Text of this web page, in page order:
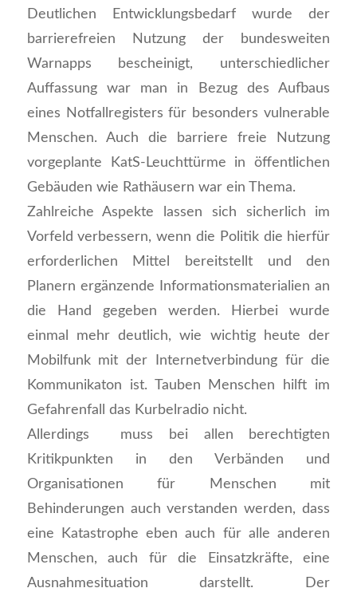
Deutlichen Entwicklungsbedarf wurde der
barrierefreien Nutzung der bundesweiten
Warnapps bescheinigt, unterschiedlicher
Auffassung war man in Bezug des Aufbaus
eines Notfallregisters für besonders vulnerable
Menschen. Auch die barriere freie Nutzung
vorgeplante KatS-Leuchttürme in öffentlichen
Gebäuden wie Rathäusern war ein Thema.
Zahlreiche Aspekte lassen sich sicherlich im
Vorfeld verbessern, wenn die Politik die hierfür
erforderlichen Mittel bereitstellt und den
Planern ergänzende Informationsmaterialien an
die Hand gegeben werden. Hierbei wurde
einmal mehr deutlich, wie wichtig heute der
Mobilfunk mit der Internetverbindung für die
Kommunikaton ist. Tauben Menschen hilft im
Gefahrenfall das Kurbelradio nicht.
Allerdings muss bei allen berechtigten
Kritikpunkten in den Verbänden und
Organisationen für Menschen mit
Behinderungen auch verstanden werden, dass
eine Katastrophe eben auch für alle anderen
Menschen, auch für die Einsatzkräfte, eine
Ausnahmesituation darstellt. Der